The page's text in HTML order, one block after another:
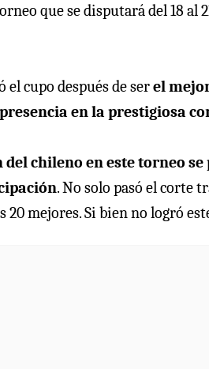
que se disputará del 18 al
cupo después de serel
en la prestigiosa
chileno en este torneo
. No solo pasó el corte
20 mejores. Si bien no logró